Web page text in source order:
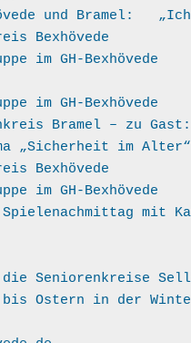
20	In Bexhövede und
Frauenkreis Bexhövede
im GH-Bexhövede
Spinngruppe im GH-Bexhövede
15.00	Seniorenkreis Bramel
zum Thema „Sicherheit im Alter“
Frauenkreis Bexhövede
im GH-Bexhövede
die Seniorenkreise
bis Ostern in der